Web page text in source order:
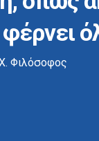
Φιλόσοφος